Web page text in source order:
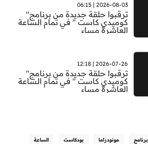
2026-08-03 | 06:15
ترقبوا حلقة جديدة من برنامج"
كوميدي كاست " في تمام الساعة
العاشرة مساء
2026-07-26 | 12:18
ترقبوا حلقة جديدة من برنامج"
كوميدي كاست " في تمام الساعة
العاشرة مساء
برنامج مونودراما بودكاست الساعة